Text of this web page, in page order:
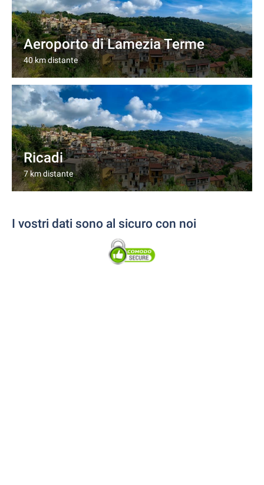
Aeroporto di Lamezia Terme
40 km distante
Ricadi
7 km distante
I vostri dati sono al sicuro con noi